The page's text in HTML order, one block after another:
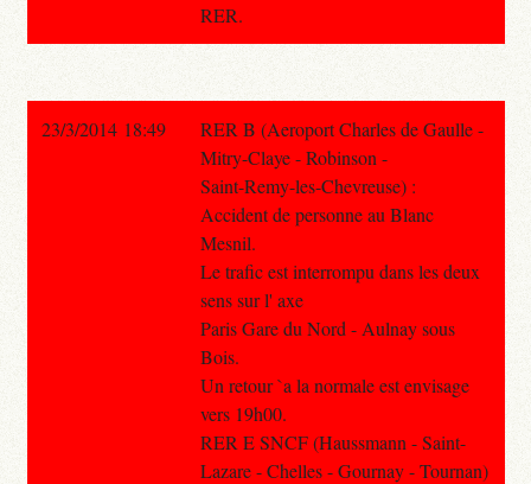
RER.
23/3/2014 18:49
RER B (Aeroport Charles de Gaulle -
Mitry-Claye - Robinson -
Saint-Remy-les-Chevreuse) :
Accident de personne au Blanc
Mesnil.
Le trafic est interrompu dans les deux
sens sur l' axe
Paris Gare du Nord - Aulnay sous
Bois.
Un retour `a la normale est envisage
vers 19h00.
RER E SNCF (Haussmann - Saint-
Lazare - Chelles - Gournay - Tournan)